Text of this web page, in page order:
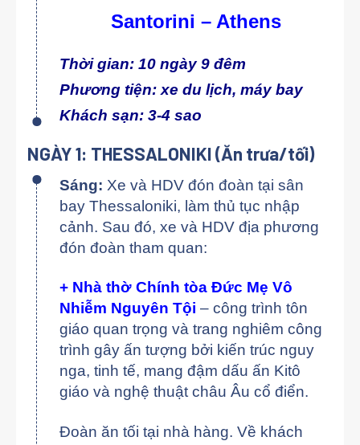
Santorini – Athens
Thời gian: 10 ngày 9 đêm
Phương tiện: xe du lịch, máy bay
Khách sạn: 3-4 sao
NGÀY 1: THESSALONIKI (Ăn trưa/tối)
Sáng: Xe và HDV đón đoàn tại sân
bay Thessaloniki, làm thủ tục nhập
cảnh. Sau đó, xe và HDV địa phương
đón đoàn tham quan:
+ Nhà thờ Chính tòa Đức Mẹ Vô
Nhiễm Nguyên Tội – công trình tôn
giáo quan trọng và trang nghiêm công
trình gây ấn tượng bởi kiến trúc nguy
nga, tinh tế, mang đậm dấu ấn Kitô
giáo và nghệ thuật châu Âu cổ điển.
Đoàn ăn tối tại nhà hàng. Về khách